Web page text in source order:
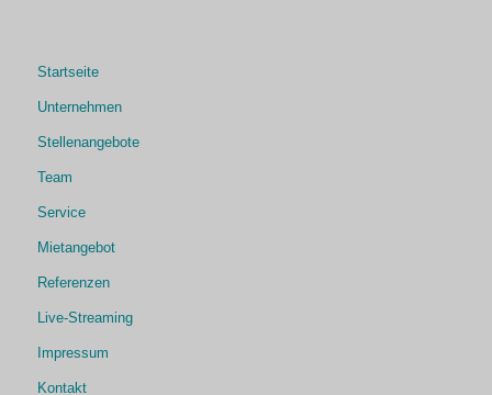
Startseite
Unternehmen
Stellenangebote
Team
Service
Mietangebot
Referenzen
Live-Streaming
Impressum
Kontakt